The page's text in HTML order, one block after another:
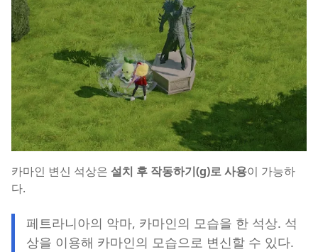
카마인 변신 석상은 설치 후 작동하기(g)로 사용이 가능하
다.
페트라니아의 악마, 카마인의 모습을 한 석상. 석
상을 이용해 카마인의 모습으로 변신할 수 있다.